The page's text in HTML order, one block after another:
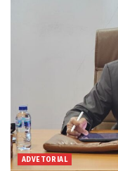
ADVETORIAL